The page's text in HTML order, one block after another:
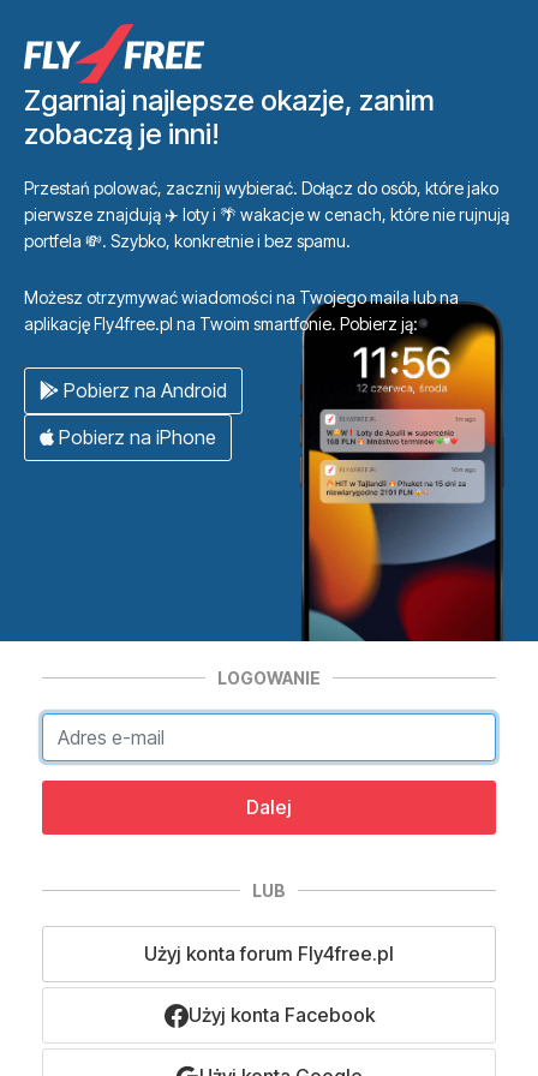
Zgarniaj najlepsze okazje, zanim
zobaczą je inni!
Przestań polować, zacznij wybierać. Dołącz do osób, które jako
pierwsze znajdują ✈️ loty i 🌴 wakacje w cenach, które nie rujnują
portfela 💸. Szybko, konkretnie i bez spamu.
Możesz otrzymywać wiadomości na Twojego maila lub na
aplikację Fly4free.pl na Twoim smartfonie. Pobierz ją:
Pobierz na Android
Pobierz na iPhone
LOGOWANIE
Dalej
LUB
Użyj konta forum Fly4free.pl
Użyj konta Facebook